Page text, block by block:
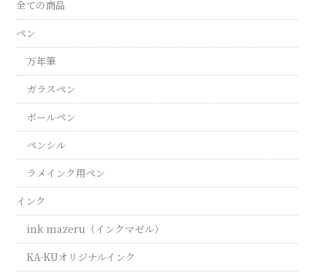
全ての商品
ペン
万年筆
ガラスペン
ボールペン
ペンシル
ラメインク用ペン
インク
ink mazeru（インクマゼル）
KA-KUオリジナルインク